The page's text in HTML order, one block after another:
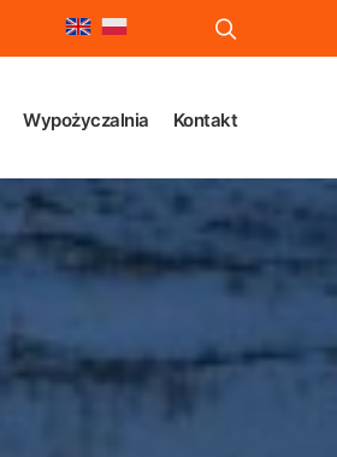
Wypożyczalnia Kontakt